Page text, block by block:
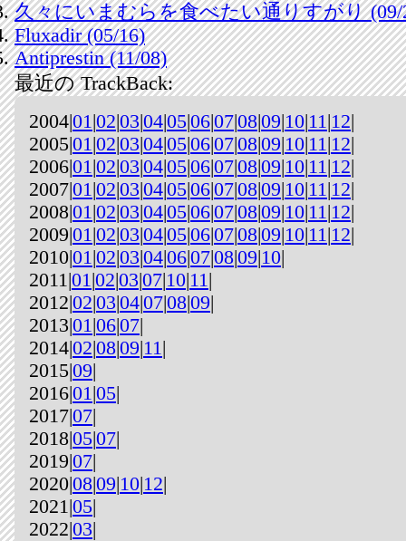
久々にいまむらを食べたい通りすがり (09/
Fluxadir (05/16)
Antiprestin (11/08)
最近の TrackBack:
2004|01|02|03|04|05|06|07|08|09|10|11|12|
2005|01|02|03|04|05|06|07|08|09|10|11|12|
2006|01|02|03|04|05|06|07|08|09|10|11|12|
2007|01|02|03|04|05|06|07|08|09|10|11|12|
2008|01|02|03|04|05|06|07|08|09|10|11|12|
2009|01|02|03|04|05|06|07|08|09|10|11|12|
2010|01|02|03|04|06|07|08|09|10|
2011|01|02|03|07|10|11|
2012|02|03|04|07|08|09|
2013|01|06|07|
2014|02|08|09|11|
2015|09|
2016|01|05|
2017|07|
2018|05|07|
2019|07|
2020|08|09|10|12|
2021|05|
2022|03|